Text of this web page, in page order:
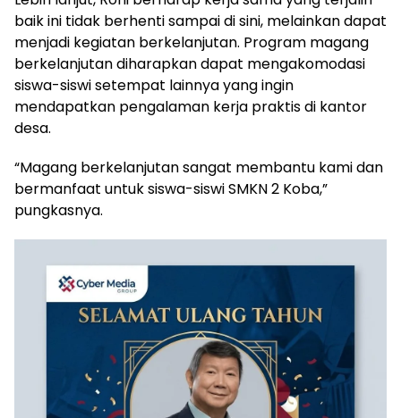
baik ini tidak berhenti sampai di sini, melainkan dapat
menjadi kegiatan berkelanjutan. Program magang
berkelanjutan diharapkan dapat mengakomodasi
siswa-siswi setempat lainnya yang ingin
mendapatkan pengalaman kerja praktis di kantor
desa.
“Magang berkelanjutan sangat membantu kami dan
bermanfaat untuk siswa-siswi SMKN 2 Koba,”
pungkasnya.